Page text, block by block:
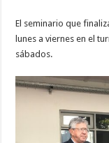
El seminario que
lunes a viernes en el
sábados.